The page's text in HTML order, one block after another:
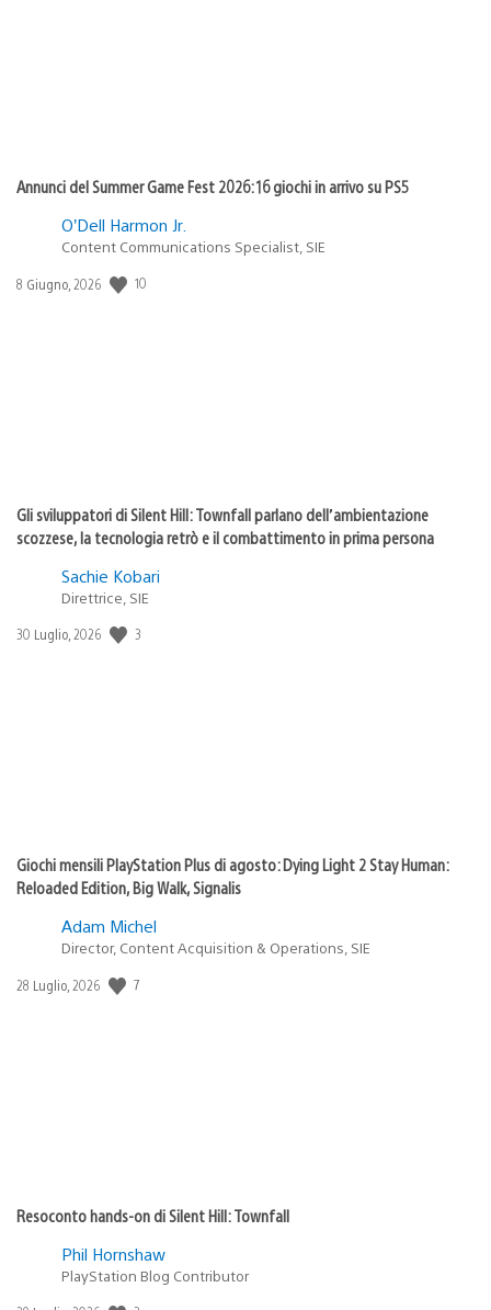
Annunci del Summer Game Fest 2026: 16 giochi in arrivo su PS5
O’Dell Harmon Jr.
Content Communications Specialist, SIE
Data
8 Giugno, 2026 10
Gli sviluppatori di Silent Hill: Townfall parlano dell’ambientazione
scozzese, la tecnologia retrò e il combattimento in prima persona
Sachie Kobari
Direttrice, SIE
Data
30 Luglio, 2026 3
Giochi mensili PlayStation Plus di agosto: Dying Light 2 Stay Human:
Reloaded Edition, Big Walk, Signalis
Adam Michel
Director, Content Acquisition & Operations, SIE
Data
28 Luglio, 2026 7
Resoconto hands-on di Silent Hill: Townfall
Phil Hornshaw
PlayStation Blog Contributor